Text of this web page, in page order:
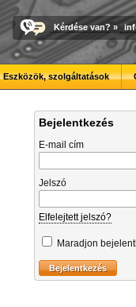
Kérdése van? »
Eszközök, szolgáltatások
Bejelentkezés
E-mail cím
Jelszó
Elfelejtett jelszó?
Maradjon